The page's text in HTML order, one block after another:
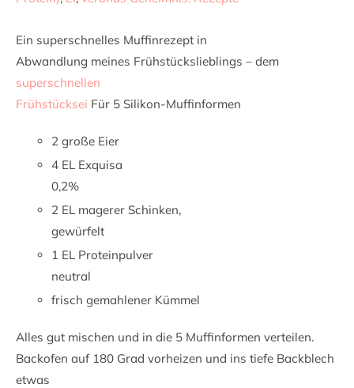
Ein superschnelles Muffinrezept in
Abwandlung meines Frühstückslieblings – dem
superschnellen
Frühstücksei Für 5 Silikon-Muffinformen
2 große Eier
4 EL Exquisa
0,2%
2 EL magerer Schinken,
gewürfelt
1 EL Proteinpulver
neutral
frisch gemahlener Kümmel
Alles gut mischen und in die 5 Muffinformen verteilen.
Backofen auf 180 Grad vorheizen und ins tiefe Backblech
etwas